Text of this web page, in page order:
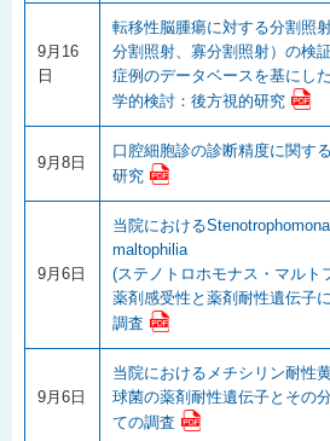
9月16
日
転移性脳腫瘍に対する分割照
分割照射、寡分割照射）の検
症例のデータベースを基にし
学的検討：後方視的研究
9月8日
口腔細胞診の診断精度に関す
研究
9月6日
当院における
maltophilia
(ステノトロホモナス・マルト
薬剤感受性と薬剤耐性遺伝子
調査
9月6日
当院におけるメチシリン耐性
球菌の薬剤耐性遺伝子とその
ての調査